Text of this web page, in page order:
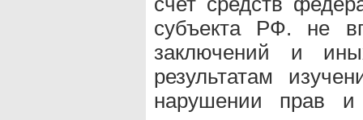
субъекта РФ. не
заключений и
результатам
нарушении прав и